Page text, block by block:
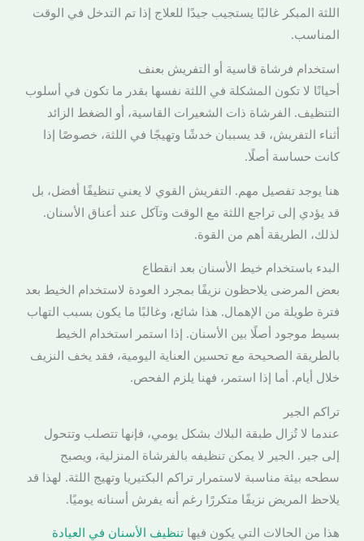
اللثة المبكر غالبًا يستجيب جيدًا للعلاج إذا تم التدخل في الوقت
المناسب.
استخدام فرشاة قاسية أو التفريش بعنف
أحيانًا لا تكون المشكلة في اللثة نفسها بقدر ما تكون في أسلوب
التنظيف. الفرشاة ذات الشعيرات القاسية، أو الضغط الزائد
أثناء التفريش، قد يسببان خدشًا وتهيجًا في اللثة، خصوصًا إذا
كانت حساسة أصلًا.
هنا يوجد تفصيل مهم. التفريش القوي لا يعني تنظيفًا أفضل، بل
قد يؤدي إلى تراجع اللثة مع الوقت وتآكل عند أعناق الأسنان.
لذلك، الطريقة أهم من القوة.
البدء باستخدام خيط الأسنان بعد انقطاع
بعض المرضى يلاحظون نزيفًا بمجرد العودة لاستخدام الخيط بعد
فترة طويلة من الإهمال. هذا شائع، وغالبًا ما يكون بسبب التهاب
بسيط موجود أصلًا بين الأسنان. إذا استمر استخدام الخيط
بالطريقة الصحيحة مع تحسين العناية اليومية، فقد يخف النزيف
خلال أيام. أما إذا استمر، فهنا يلزم الفحص.
تراكم الجير
عندما لا تُزال طبقة البلاك بشكل يومي، فإنها تتصلب وتتحول
إلى جير. الجير لا يمكن تنظيفه بالفرشاة المنزلية، ويصبح
سطحه بيئة مناسبة لاستمرار تراكم البكتيريا وتهيج اللثة. لهذا قد
يلاحظ المريض نزيفًا متكررًا رغم أنه يفرش أسنانه يوميًا.
هذا من الحالات التي يكون فيها تنظيف الأسنان في العيادة